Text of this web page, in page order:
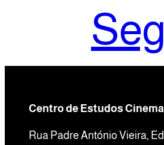
Centro de Estudos
Rua Padre António Vieira,